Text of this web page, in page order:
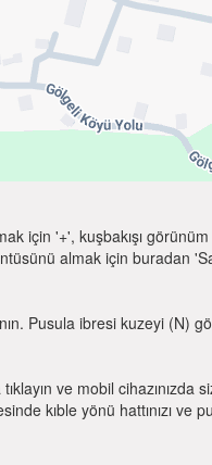
'+', kuşbakışı görünüm
almak için buradan
Pusula ibresi kuzeyi (N)
ve mobil cihazınızda
kıble yönü hattınızı ve